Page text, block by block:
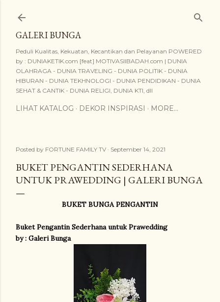
GALERI BUNGA
Peduli Kualitas, Kekuatan, Kecantikan dan Pelayanan POWERED
by : DUNIAKETIK.com [feat] MOTIVASIIBADAH.com | DUNIA
OLAHRAGA - DUNIA TRAVELING - DUNIA POLITIK - DUNIA
HIBURAN - DUNIA TEKHNOLOGI - DUNIA PENDIDIKAN - DUNIA
SEHAT & CANTIK - DUNIA RELIGI, DUNIA KTI, dll
LIHAT KATALOG DEKOR INSPIRASI MORE…
Posted by FORTUNE FAMILY TV September 14, 2021
BUKET PENGANTIN SEDERHANA
UNTUK PRAWEDDING | GALERI BUNGA
BUKET BUNGA PENGANTIN
Buket Pengantin Sederhana untuk Prawedding
by : Galeri Bunga